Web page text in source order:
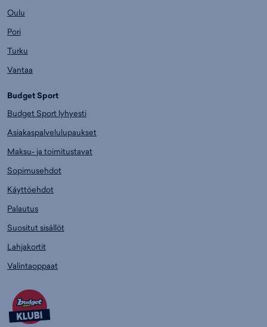
Oulu
Pori
Turku
Vantaa
Budget Sport
Budget Sport lyhyesti
Asiakaspalvelulupaukset
Maksu- ja toimitustavat
Sopimusehdot
Käyttöehdot
Palautus
Suositut sisällöt
Lahjakortit
Valintaoppaat